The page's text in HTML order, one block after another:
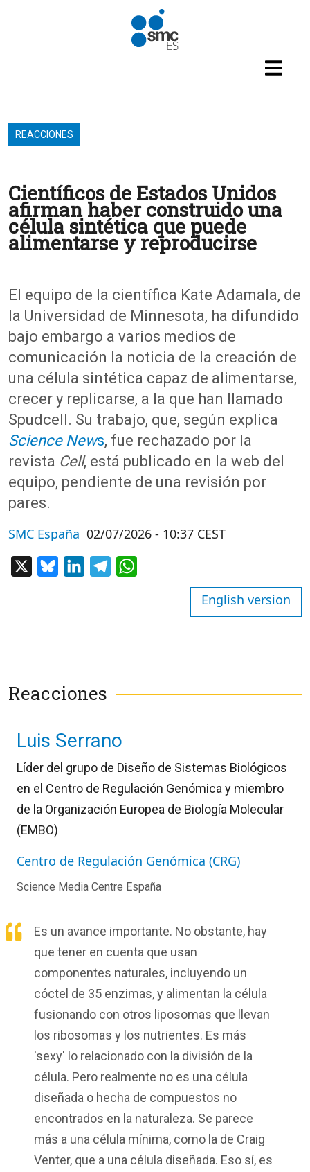
Pasar al contenido principal
REACCIONES
Científicos de Estados Unidos
afirman haber construido una
célula sintética que puede
alimentarse y reproducirse
El equipo de la científica Kate Adamala, de
la Universidad de Minnesota, ha difundido
bajo embargo a varios medios de
comunicación la noticia de la creación de
una célula sintética capaz de alimentarse,
crecer y replicarse, a la que han llamado
Spudcell. Su trabajo, que, según explica
Science News, fue rechazado por la
revista Cell, está publicado en la web del
equipo, pendiente de una revisión por
pares.
SMC España 02/07/2026 - 10:37 CEST
BlueskyLinkedInTelegram
English version
Reacciones
Luis Serrano
Líder del grupo de Diseño de Sistemas Biológicos
en el Centro de Regulación Genómica y miembro
de la Organización Europea de Biología Molecular
(EMBO)
Centro de Regulación Genómica (CRG)
Science Media Centre España
Es un avance importante. No obstante, hay
que tener en cuenta que usan
componentes naturales, incluyendo un
cóctel de 35 enzimas, y alimentan la célula
fusionando con otros liposomas que llevan
los ribosomas y los nutrientes. Es más
'sexy' lo relacionado con la división de la
célula. Pero realmente no es una célula
diseñada o hecha de compuestos no
encontrados en la naturaleza. Se parece
más a una célula mínima, como la de Craig
Venter, que a una célula diseñada. Eso sí, es